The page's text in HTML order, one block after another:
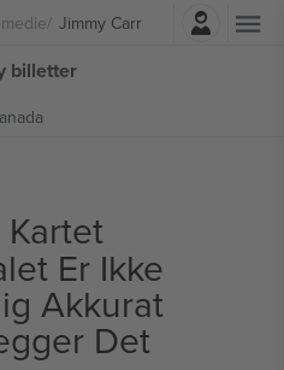
Jimmy Carr
Logg Inn
billetter
Kartet
Er Ikke
Akkurat
Det